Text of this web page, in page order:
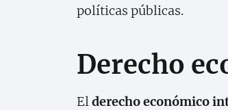
políticas públicas.
Derecho
El derecho económico